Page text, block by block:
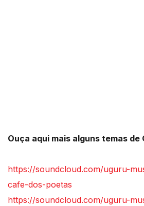
Ouça aqui mais alguns temas de
https://soundcloud.com/uguru-
cafe-dos-poetas
https://soundcloud.com/uguru-